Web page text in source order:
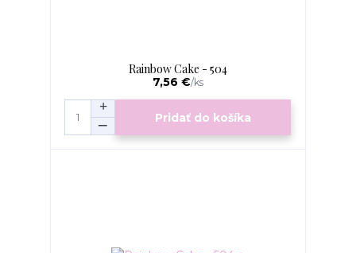
Rainbow Cake - 504
7,56 €/ks
Pridať do košíka